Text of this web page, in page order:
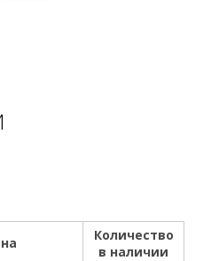
Количество
в наличии